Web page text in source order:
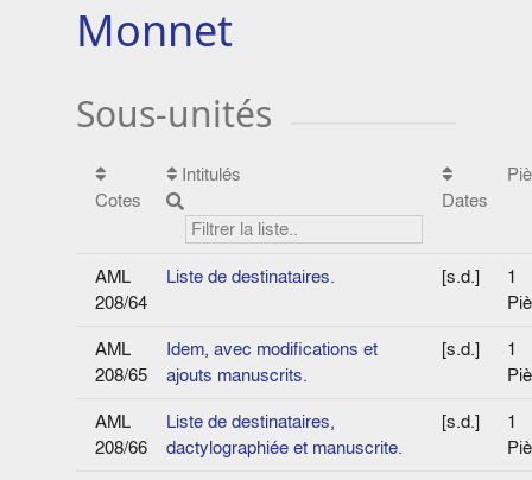
Monnet
Sous-unités
Cotes
Intitulés
Dates
AML
208/64
Liste de destinataires. [s.d.]
1
AML
208/65
Idem, avec modifications et
ajouts manuscrits.
[s.d.]
1
AML
208/66
Liste de destinataires,
dactylographiée et manuscrite.
[s.d.]
1